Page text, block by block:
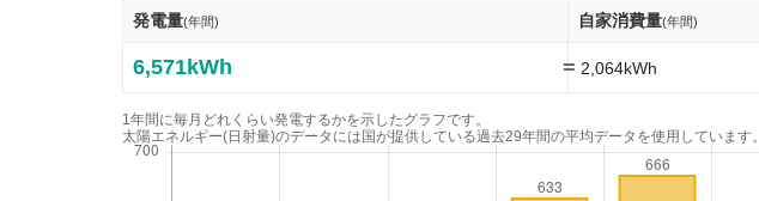
発電量(年間) 自家消費量(年間)
6,571kWh = 2,064kWh
1年間に毎月どれくらい発電するかを示したグラフです。
太陽エネルギー(日射量)のデータには国が提供している過去29年間の平均データを使用しています。